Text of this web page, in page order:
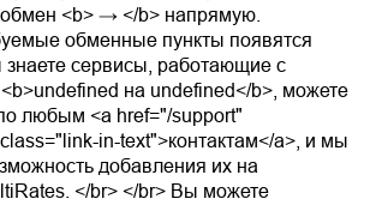
<b> → </b> напрямую.
обменные пункты появятся
сервисы, работающие с
на undefined</b>, можете
любым <a href="/support"
in-text">контактам</a>, и мы
добавления их на
</br> </br> Вы можете